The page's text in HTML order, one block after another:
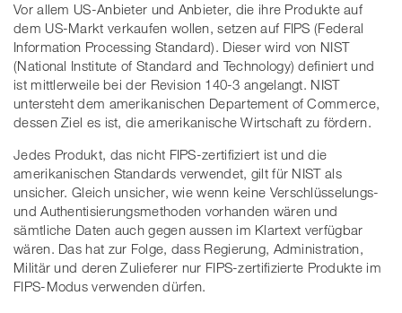
Vor allem US-Anbieter und Anbieter, die ihre Produkte auf
dem US-Markt verkaufen wollen, setzen auf FIPS (Federal
Information Processing Standard). Dieser wird von NIST
(National Institute of Standard and Technology) definiert und
ist mittlerweile bei der Revision 140-3 angelangt. NIST
untersteht dem amerikanischen Departement of Commerce,
dessen Ziel es ist, die amerikanische Wirtschaft zu fördern.
Jedes Produkt, das nicht FIPS-zertifiziert ist und die
amerikanischen Standards verwendet, gilt für NIST als
unsicher. Gleich unsicher, wie wenn keine Verschlüsselungs-
und Authentisierungsmethoden vorhanden wären und
sämtliche Daten auch gegen aussen im Klartext verfügbar
wären. Das hat zur Folge, dass Regierung, Administration,
Militär und deren Zulieferer nur FIPS-zertifizierte Produkte im
FIPS-Modus verwenden dürfen.